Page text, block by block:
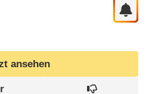
ansehen